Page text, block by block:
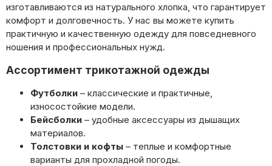
изготавливаются из натурального хлопка, что гарантирует
комфорт и долговечность. У нас вы можете купить
практичную и качественную одежду для повседневного
ношения и профессиональных нужд.
Ассортимент трикотажной одежды
Футболки – классические и практичные,
износостойкие модели.
Бейсболки – удобные аксессуары из дышащих
материалов.
Толстовки и кофты – теплые и комфортные
варианты для прохладной погоды.